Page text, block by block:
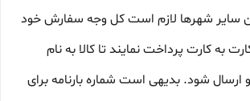
سایر شهرها لازم است کل وجه سفارش خود
به کارت پرداخت نمایند تا کالا به نام
ارسال شود. بدیهی است شماره بارنامه برای